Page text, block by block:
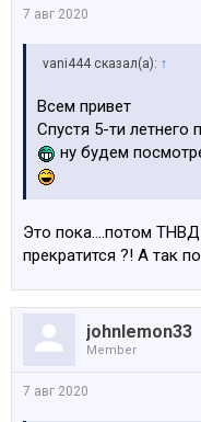
7 авг 2020
vani444 сказал(а): ↑
Всем привет
Спустя 5-ти летнего
ну будем
Это пока....потом
прекратится ?! А так
johnlemon33
Member
7 авг 2020